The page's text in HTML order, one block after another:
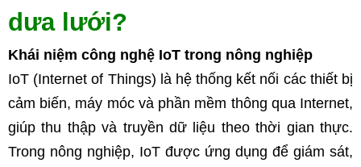
dưa lưới?
Khái niệm công nghệ IoT trong nông nghiệp
IoT (Internet of Things) là hệ thống kết nối các thiết bị
cảm biến, máy móc và phần mềm thông qua Internet,
giúp thu thập và truyền dữ liệu theo thời gian thực.
Trong nông nghiệp, IoT được ứng dụng để giám sát,